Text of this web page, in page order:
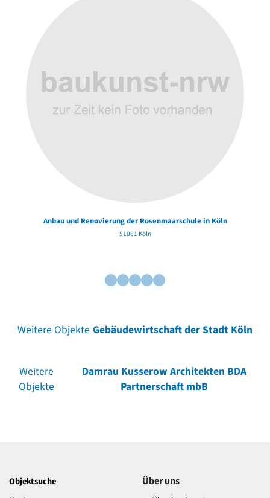
Anbau und Renovierung der Rosenmaarschule in Köln
51061 Köln
Weitere Objekte Gebäudewirtschaft der Stadt Köln
Weitere
Objekte
Damrau Kusserow Architekten BDA
Partnerschaft mbB
Objektsuche
Über uns